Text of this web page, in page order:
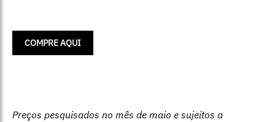
COMPRE AQUI
Preços pesquisados no mês de maio e sujeitos a